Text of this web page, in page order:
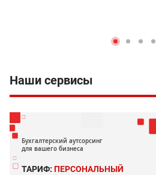
Наши сервисы
Бухгалтерский аутсорсинг
для вашего бизнеса
ТАРИФ: ПЕРСОНАЛЬНЫЙ